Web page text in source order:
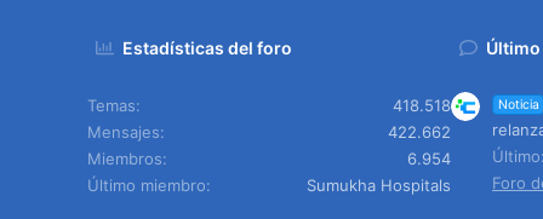
Estadísticas del foro
Temas
418.518
Mensajes
422.662
Miembros
6.954
Último miembro
Sumukha Hospitals
Noticia
Foro